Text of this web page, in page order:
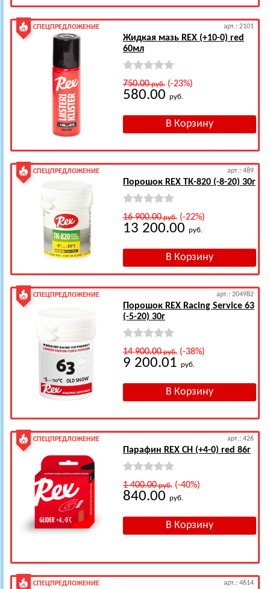
СПЕЦПРЕДЛОЖЕНИЕ арт.: 2101
Жидкая мазь REX (+10-0) red
60мл
750.00руб.(-23%)
580.00 руб.
СПЕЦПРЕДЛОЖЕНИЕ арт.: 489
Порошок REX ТК-820 (-8-20) 30г
16 900.00руб.(-22%)
13 200.00 руб.
СПЕЦПРЕДЛОЖЕНИЕ арт.: 204982
Порошок REX Racing Service 63
(-5-20) 30г
14 900.00руб.(-38%)
9 200.01 руб.
СПЕЦПРЕДЛОЖЕНИЕ арт.: 426
Парафин REX CH (+4-0) red 86г
1 400.00руб.(-40%)
840.00 руб.
СПЕЦПРЕДЛОЖЕНИЕ арт.: 4614